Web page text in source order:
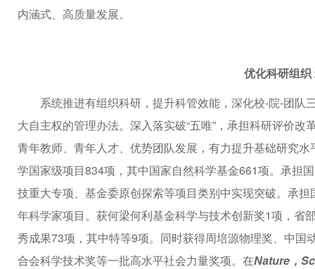
内涵式、高质量发展。
优化科研组
系统推进有组织科研，提升科管效能，深化校-院-团
大自主权的管理办法。深入落实破“五唯”，承担科研评价
青年教师、青年人才、优势团队发展，有力提升基础研究水
学国家级项目834项，其中国家自然科学基金661项。承担
技重大专项、基金委原创探索等项目类别中实现突破。承
年科学家项目。 获何梁何利基金科学与技术创新奖1项，省
秀成果73项，其中特等9项。同时获得周培源物理奖、中
合会科学技术奖等一批高水平社会力量奖项。在Nature，